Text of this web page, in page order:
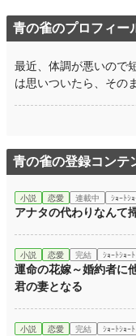
青の雀のプロフィー
最近、体調が悪いので
は思いついたら、その
青の雀の登録コンテ
小説 恋愛 連載中 ｼｮｰﾄｼ
アナタの代わりなんて
小説 恋愛 完結 ｼｮｰﾄｼｮｰﾄ
運命の花嫁～婚約者に
君の妻となる
小説 恋愛 完結 ｼｮｰﾄｼｮｰﾄ